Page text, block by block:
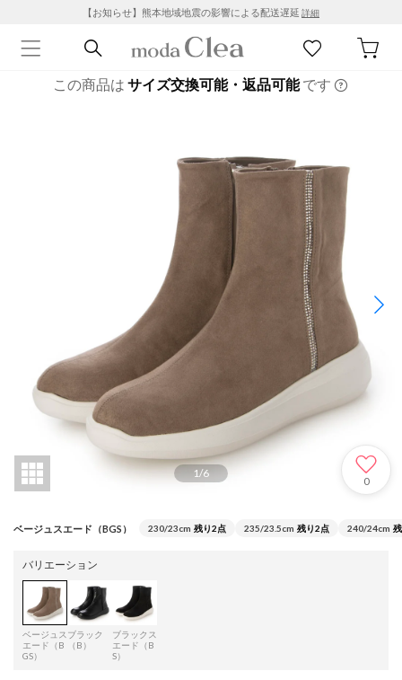
【お知らせ】熊本地域地震の影響による配送遅延 詳細
この商品は サイズ交換可能・返品可能です
1/6
0
ベージュスエード（BGS） 230/23cm 残り2点 235/23.5cm 残り2点 240/24cm
バリエーション
ベージュス
エード（B
GS）
ブラック
（B）
ブラックス
エード（B
S）